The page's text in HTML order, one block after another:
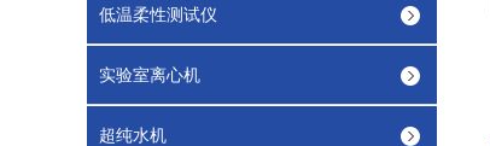
低温柔性测试仪
实验室离心机
超纯水机